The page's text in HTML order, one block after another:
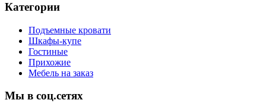
Категории
Подъемные кровати
Шкафы-купе
Гостиные
Прихожие
Мебель на заказ
Мы в соц.сетях